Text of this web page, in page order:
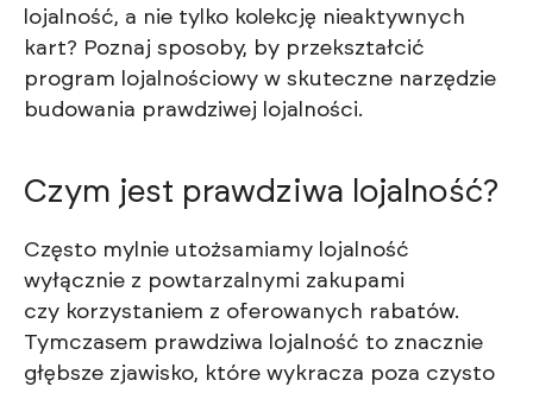
lojalność, a nie tylko kolekcję nieaktywnych
kart? Poznaj sposoby, by przekształcić
program lojalnościowy w skuteczne narzędzie
budowania prawdziwej lojalności.
Czym jest prawdziwa lojalność?
Często mylnie utożsamiamy lojalność
wyłącznie z powtarzalnymi zakupami
czy korzystaniem z oferowanych rabatów.
Tymczasem prawdziwa lojalność to znacznie
głębsze zjawisko, które wykracza poza czysto